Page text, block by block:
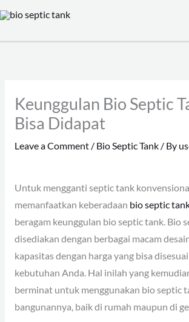
Skip
content
Keunggulan Bio Septic
Bisa Didapat
Leave a Comment / Bio Septic Tank/ By
Untuk mengganti septic tank
memanfaatkan keberadaan bio septic
beragam keunggulan bio septic tank. Bio
disediakan dengan berbagai macam
kapasitas dengan harga yang bisa
kebutuhan Anda. Hal inilah yang
berminat untuk menggunakan bio septic
bangunannya, baik di rumah maupun di